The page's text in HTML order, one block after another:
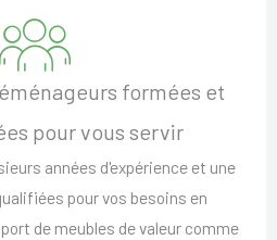
formées et
pour vous servir
années d'expérience et une
pour vos besoins en
de meubles de valeur comme